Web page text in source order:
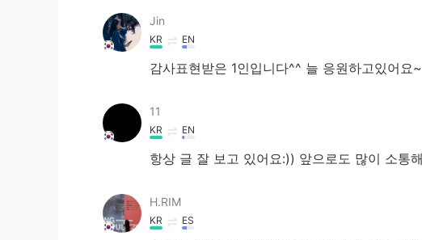
Jin
KR EN
감사표현받은 1인입니다^^ 늘 응원하고있어요
11
KR EN
항상 글 잘 보고 있어요:)) 앞으로도 많이 소통
H.RIM
KR ES